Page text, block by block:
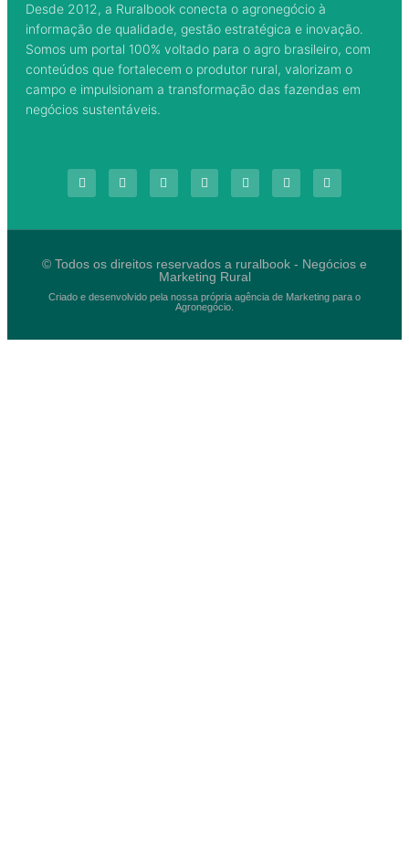
Desde 2012, a Ruralbook conecta o agronegócio à
informação de qualidade, gestão estratégica e inovação.
Somos um portal 100% voltado para o agro brasileiro, com
conteúdos que fortalecem o produtor rural, valorizam o
campo e impulsionam a transformação das fazendas em
negócios sustentáveis.
© Todos os direitos reservados a ruralbook - Negócios e
Marketing Rural
Criado e desenvolvido pela nossa própria agência de Marketing para o
Agronegócio.